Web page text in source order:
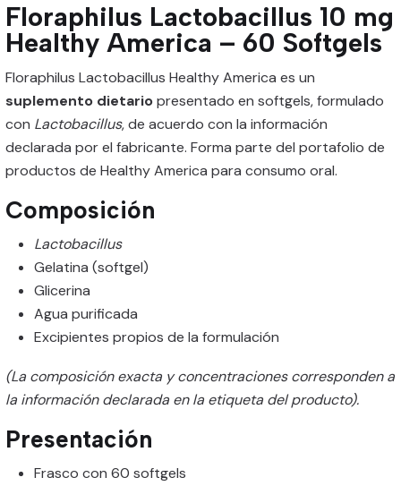
Floraphilus Lactobacillus 10 mg
Healthy America – 60 Softgels
Floraphilus Lactobacillus Healthy America es un
suplemento dietariopresentado en softgels, formulado
con Lactobacillus, de acuerdo con la información
declarada por el fabricante. Forma parte del portafolio de
productos de Healthy America para consumo oral.
Composición
Lactobacillus
Gelatina (softgel)
Glicerina
Agua purificada
Excipientes propios de la formulación
(La composición exacta y concentraciones corresponden a
la información declarada en la etiqueta del producto).
Presentación
Frasco con 60 softgels